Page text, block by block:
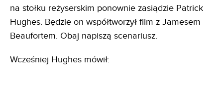
na stołku reżyserskim ponownie zasiądzie Patrick
Hughes. Będzie on współtworzył film z Jamesem
Beaufortem. Obaj napiszą scenariusz.
Wcześniej Hughes mówił: